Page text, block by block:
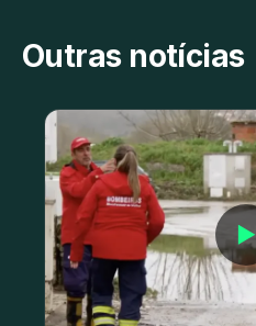
Outras notícias
▶